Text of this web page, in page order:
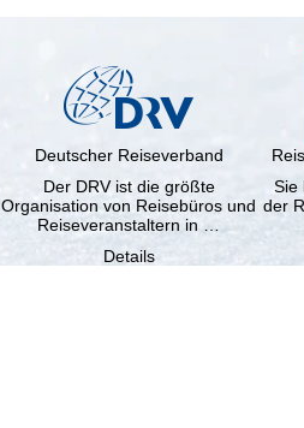
Deutscher Reiseverband
Der DRV ist die größte
Organisation von Reisebüros und
Reiseveranstaltern in …
Details
Sie
der